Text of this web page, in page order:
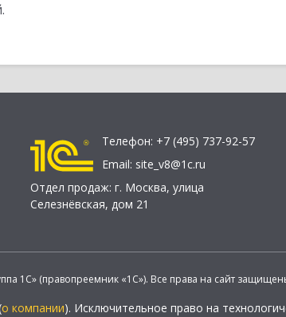
Телефон: +7 (495) 737-92-57
Email: site_v8@1c.ru
Отдел продаж: г. Москва, улица
Селезнёвская, дом 21
1С» (правопреемник «1С»). Все права на сайт
о компании). Исключительное право на